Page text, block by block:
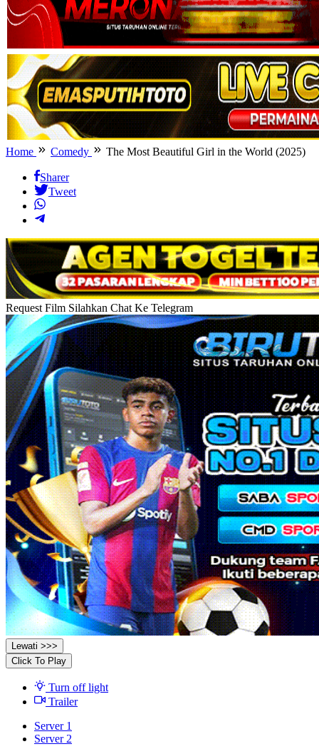
Home Comedy The Most Beautiful Girl in the World (2025)
Sharer
Tweet
Request Film Silahkan Chat Ke Telegram
Lewati >>>
Click To Play
Turn off light
Trailer
Server 1
Server 2